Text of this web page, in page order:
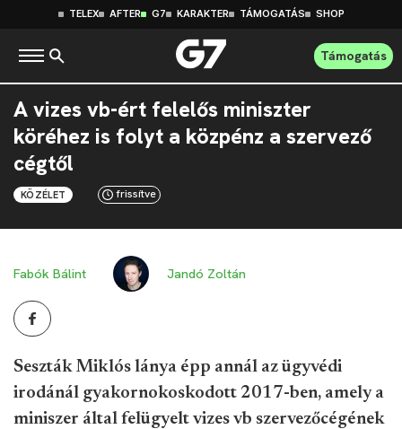
TELEX AFTER G7 KARAKTER TÁMOGATÁS SHOP
Támogatás
A vizes vb-ért felelős miniszter
köréhez is folyt a közpénz a szervező
cégtől
KÖZÉLET frissítve
Fabók Bálint Jandó Zoltán
Seszták Miklós lánya épp annál az ügyvédi
irodánál gyakornokoskodott 2017-ben, amely a
miniszer által felügyelt vizes vb szervezőcégének